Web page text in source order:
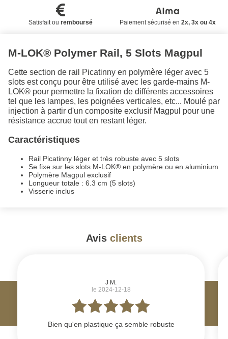
Satisfait ou remboursé Paiement sécurisé en 2x, 3x ou 4x
M-LOK® Polymer Rail, 5 Slots Magpul
Cette section de rail Picatinny en polymère léger avec 5
slots est conçu pour être utilisé avec les garde-mains M-
LOK® pour permettre la fixation de différents accessoires
tel que les lampes, les poignées verticales, etc... Moulé par
injection à partir d'un composite exclusif Magpul pour une
résistance accrue tout en restant léger.
Caractéristiques
Rail Picatinny léger et très robuste avec 5 slots
Se fixe sur les slots M-LOK® en polymère ou en aluminium
Polymère Magpul exclusif
Longueur totale : 6.3 cm (5 slots)
Visserie inclus
Avis clients
J M.
le 2024-12-18
Bien qu'en plastique ça semble robuste